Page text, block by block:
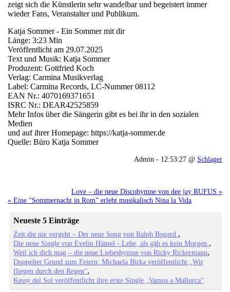
zeigt sich die Künstlerin sehr wandelbar und begeistert immer
wieder Fans, Veranstalter und Publikum.
Katja Sommer - Ein Sommer mit dir
Länge: 3:23 Min
Veröffentlicht am 29.07.2025
Text und Musik: Katja Sommer
Produzent: Gottfried Koch
Verlag: Carmina Musikverlag
Label: Carmina Records, LC-Nummer 08112
EAN Nr.: 4070169371651
ISRC Nr.: DEAR42525859
Mehr Infos über die Sängerin gibt es bei ihr in den sozialen
Medien
und auf ihrer Homepage: https://katja-sommer.de
Quelle: Büro Katja Sommer
Admin - 12:53:27 @ Schlager
Love – die neue Discohymne von dee jay RUFUS »
« Eine “Sommernacht in Rom” erlebt musikalisch Nina la Vida
Neueste 5 Einträge
Zeit die nie vergeht – Der neue Song von Ralph Bogard
Die neue Single von Evelin Hänsel - Lebe, als gäb es kein Morgen
Weil ich dich mag – die neue Liebeshymne von Ricky Rickermann
Doppelter Grund zum Feiern: Michaela Birka veröffentlicht „Wir
fliegen durch den Regen“
Kessy del Sol veröffentlicht ihre erste Single „Vamos a Mallorca“